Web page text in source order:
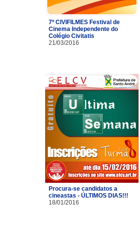
7º CIVIFILMES Festival de
Cinema Independente do
Colégio Civitatis
21/03/2016
Procura-se candidatos a
cineastas - ÚLTIMOS DIAS!!!
18/01/2016